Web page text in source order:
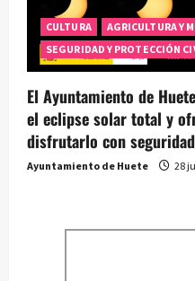
CULTURA
AGRICULTURA Y
SEGURIDAD Y PROTECCIÓN
El Ayuntamiento de
el eclipse solar total y
disfrutarlo con seguridad
Ayuntamiento de Huete 28